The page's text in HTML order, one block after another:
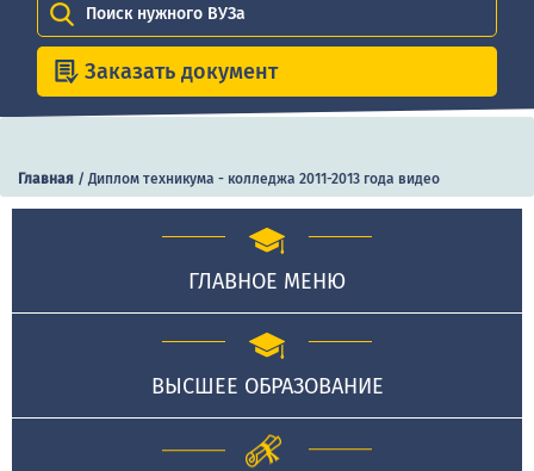
Поиск нужного ВУЗа
Заказать документ
Главная /Диплом техникума - колледжа 2011-2013 года видео
ГЛАВНОЕ МЕНЮ
ВЫСШЕЕ ОБРАЗОВАНИЕ